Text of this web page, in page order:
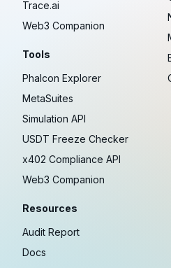
Trace.ai
Web3 Companion
Tools
Phalcon Explorer
MetaSuites
Simulation API
USDT Freeze Checker
x402 Compliance API
Web3 Companion
Resources
Audit Report
Docs